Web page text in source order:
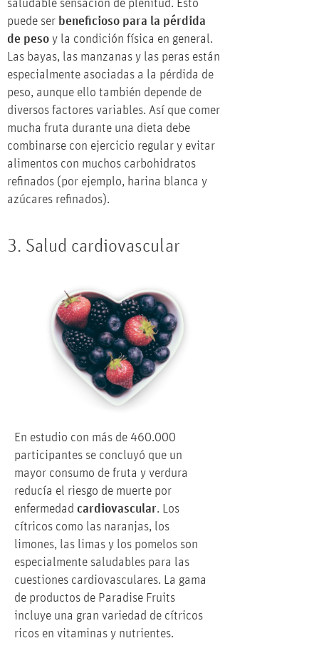
saludable sensación de plenitud. Esto
puede ser beneficioso para la pérdida
de peso y la condición física en general.
Las bayas, las manzanas y las peras están
especialmente asociadas a la pérdida de
peso, aunque ello también depende de
diversos factores variables. Así que comer
mucha fruta durante una dieta debe
combinarse con ejercicio regular y evitar
alimentos con muchos carbohidratos
refinados (por ejemplo, harina blanca y
azúcares refinados).
3. Salud cardiovascular
En estudio con más de 460.000
participantes se concluyó que un
mayor consumo de fruta y verdura
reducía el riesgo de muerte por
enfermedad cardiovascular. Los
cítricos como las naranjas, los
limones, las limas y los pomelos son
especialmente saludables para las
cuestiones cardiovasculares. La gama
de productos de Paradise Fruits
incluye una gran variedad de cítricos
ricos en vitaminas y nutrientes.